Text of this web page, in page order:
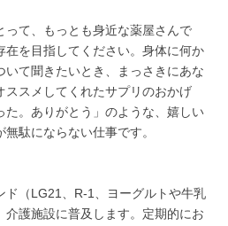
って、もっとも身近な薬屋さんで
在を目指してください。身体に何か
て聞きたいとき、まっさきにあな
ススメしてくれたサプリのおかげ
た。ありがとう」のような、嬉しい
駄にならない仕事です。
ド（LG21、R-1、ヨーグルトや牛乳
護施設に普及します。定期的にお